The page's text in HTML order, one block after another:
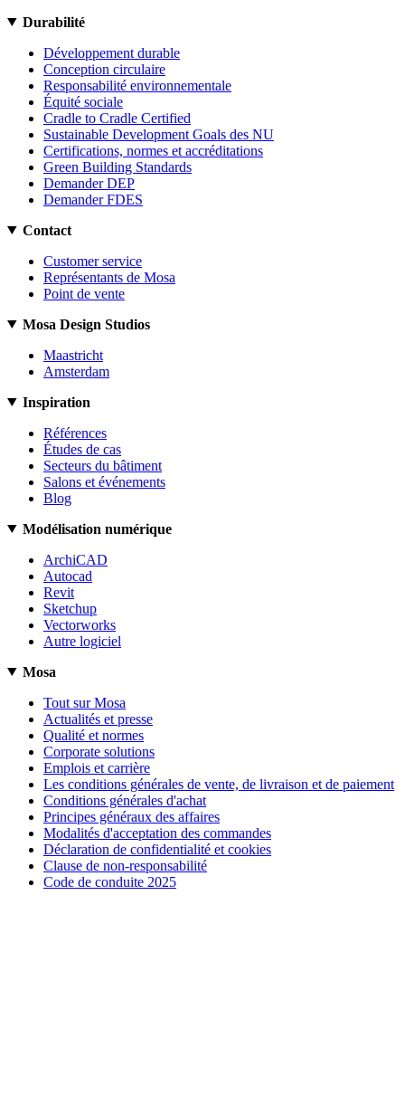
Durabilité
Développement durable
Conception circulaire
Responsabilité environnementale
Équité sociale
Cradle to Cradle Certified
Sustainable Development Goals des NU
Certifications, normes et accréditations
Green Building Standards
Demander DEP
Demander FDES
Contact
Customer service
Représentants de Mosa
Point de vente
Mosa Design Studios
Maastricht
Amsterdam
Inspiration
Références
Études de cas
Secteurs du bâtiment
Salons et événements
Blog
Modélisation numérique
ArchiCAD
Autocad
Revit
Sketchup
Vectorworks
Autre logiciel
Mosa
Tout sur Mosa
Actualités et presse
Qualité et normes
Corporate solutions
Emplois et carrière
Les conditions générales de vente, de livraison et de paiement
Conditions générales d'achat
Principes généraux des affaires
Modalités d'acceptation des commandes
Déclaration de confidentialité et cookies
Clause de non-responsabilité
Code de conduite 2025